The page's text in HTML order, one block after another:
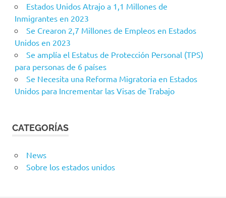
Estados Unidos Atrajo a 1,1 Millones de
Inmigrantes en 2023
Se Crearon 2,7 Millones de Empleos en Estados
Unidos en 2023
Se amplía el Estatus de Protección Personal (TPS)
para personas de 6 países
Se Necesita una Reforma Migratoria en Estados
Unidos para Incrementar las Visas de Trabajo
CATEGORÍAS
News
Sobre los estados unidos